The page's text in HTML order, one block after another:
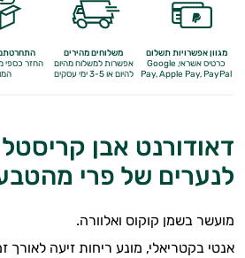
מגוון אפשרויות תשלום
כרטיס אשראי, Google
Pay,Apple Pay, PayPal
משלוחים מהירים
אפשרות למשלוח מהיום
להיום או 3-5 ימי עסקים
החזר כספי
דאודורנט אבן
לנערים של פרי
מועשר בשמן קוקוס ואלוורה.
אנטי בקטריאלי, מונע ריחות זיעה לאורך